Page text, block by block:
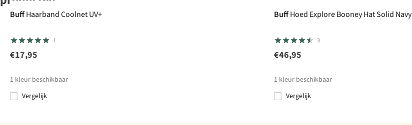
Hoed Borneo
Hat
Hoed
Crookstone
FaceHoed
Horizon
Brimmer
Hoed Nosilife
Ultimate Hat
BuffHaarband Coolnet UV+
1
€17,95
1 kleur beschikbaar
Vergelijk
BuffHoed Explore Booney Hat Solid Navy
3
€46,95
1 kleur beschikbaar
Vergelijk